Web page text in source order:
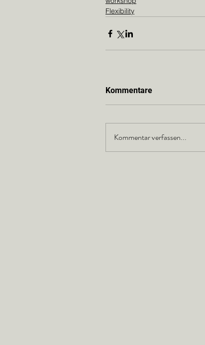
Flexibility
Kommentare
Kommentar verfassen...